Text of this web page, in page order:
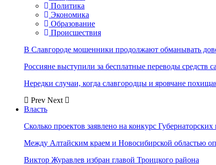
Политика
Экономика
Образование
Происшествия
В Славгороде мошенники продолжают обманывать
Россияне выступили за бесплатные переводы средств
Нередки случаи, когда славгородцы и яровчане
Prev Next
Власть
Сколько проектов заявлено на конкурс
Между Алтайским краем и Новосибирской областью
Виктор Журавлев избран главой Троицкого района